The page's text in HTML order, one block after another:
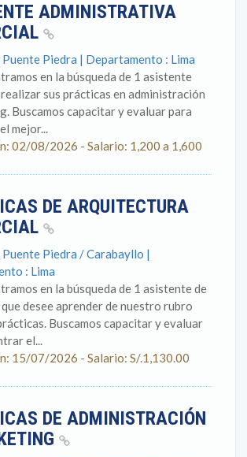
ADMINISTRATIVA
Piedra | Departamento : Lima
en la búsqueda de 1 asistente
sus prácticas en administración
Buscamos capacitar y evaluar para
mejor...
02/08/2026 - Salario: 1,200 a 1,600
DE ARQUITECTURA
Piedra / Carabayllo |
: Lima
en la búsqueda de 1 asistente de
desee aprender de nuestro rubro
Buscamos capacitar y evaluar
el...
15/07/2026 - Salario: S/.1,130.00
DE ADMINISTRACIÓN